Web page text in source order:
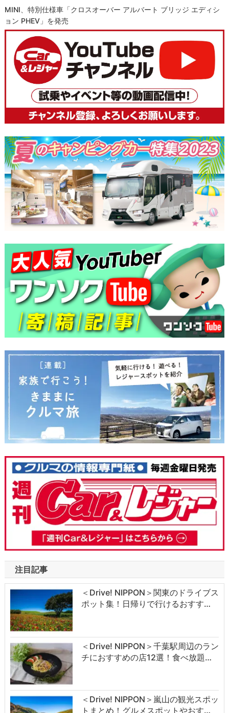
MINI、特別仕様車「クロスオーバー アルバート ブリッジ エディシ
ョン PHEV」を発売
注目記事
＜Drive! NIPPON＞関東のドライブス
ポット集！日帰りで行けるおすす…
＜Drive! NIPPON＞千葉駅周辺のラン
チにおすすめの店12選！食べ放題…
＜Drive! NIPPON＞嵐山の観光スポッ
トまとめ！グルメスポットやおす…